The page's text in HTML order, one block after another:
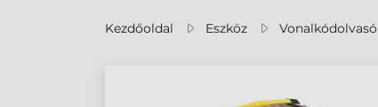
Kezdőoldal Eszköz Vonalkódolvasó